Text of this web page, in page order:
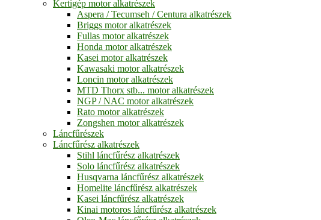
Kertigép motor alkatrészek
Aspera / Tecumseh / Centura alkatrészek
Briggs motor alkatrészek
Fullas motor alkatrészek
Honda motor alkatrészek
Kasei motor alkatrészek
Kawasaki motor alkatrészek
Loncin motor alkatrészek
MTD Thorx stb... motor alkatrészek
NGP / NAC motor alkatrészek
Rato motor alkatrészek
Zongshen motor alkatrészek
Láncfűrészek
Láncfűrész alkatrészek
Stihl láncfűrész alkatrészek
Solo láncfűrész alkatrészek
Husqvarna láncfűrész alkatrészek
Homelite láncfűrész alkatrészek
Kasei láncfűrész alkatrészek
Kinai motoros láncfűrész alkatrészek